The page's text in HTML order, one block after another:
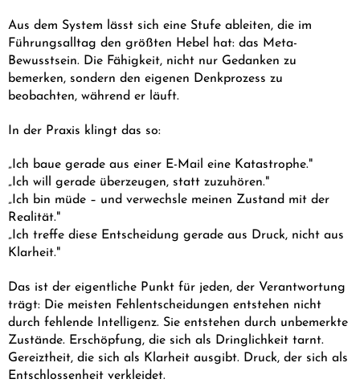
Aus dem System lässt sich eine Stufe ableiten, die im
Führungsalltag den größten Hebel hat: das Meta-
Bewusstsein. Die Fähigkeit, nicht nur Gedanken zu
bemerken, sondern den eigenen Denkprozess zu
beobachten, während er läuft.
In der Praxis klingt das so:
„Ich baue gerade aus einer E-Mail eine Katastrophe."
„Ich will gerade überzeugen, statt zuzuhören."
„Ich bin müde – und verwechsle meinen Zustand mit der
Realität."
„Ich treffe diese Entscheidung gerade aus Druck, nicht aus
Klarheit."
Das ist der eigentliche Punkt für jeden, der Verantwortung
trägt: Die meisten Fehlentscheidungen entstehen nicht
durch fehlende Intelligenz. Sie entstehen durch unbemerkte
Zustände. Erschöpfung, die sich als Dringlichkeit tarnt.
Gereiztheit, die sich als Klarheit ausgibt. Druck, der sich als
Entschlossenheit verkleidet.